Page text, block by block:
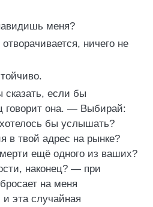
меня?
ничего не
если бы
говорит она. — Выбирай:
бы услышать?
в твой адрес на рынке?
ещё одного из ваших?
наконец? — при
на меня
и эта случайная